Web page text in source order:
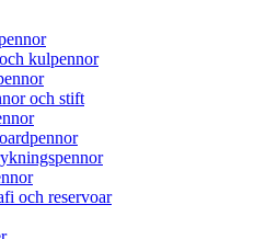
kulpennor
och stift
och reservoar